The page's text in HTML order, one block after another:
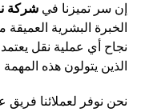
إن سر تميزنا فيشركة
الخبرة البشرية العميقة
نجاح أي عملية نقل
الذين يتولون هذه
نحن نوفر لعملائنا